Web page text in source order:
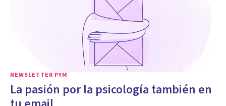
NEWSLETTER PYM
La pasión por la psicología también en